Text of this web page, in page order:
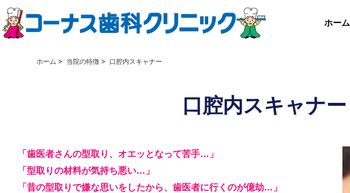
ホーム
ホーム > 当院の特徴 > 口腔内スキャナー
口腔内スキャナー
「歯医者さんの型取り、オエッとなって苦手…」
「型取りの材料が気持ち悪い…」
「昔の型取りで嫌な思いをしたから、歯医者に行くのが億劫…」